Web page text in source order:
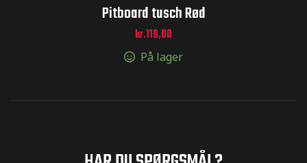
Pitboard tusch Rød
kr.119,00
På lager